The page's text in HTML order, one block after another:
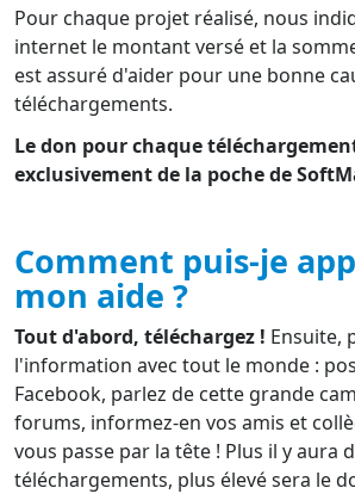
Pour chaque projet réalisé, nous
internet le montant versé et la
est assuré d'aider pour une bonne
téléchargements.
Le don pour chaque
exclusivement de la poche de
Comment puis-je
mon aide ?
Tout d'abord, téléchargez ! Ensuite,
l'information avec tout le monde :
Facebook, parlez de cette grande
forums, informez-en vos amis et
vous passe par la tête ! Plus il y aura
téléchargements, plus élevé sera le